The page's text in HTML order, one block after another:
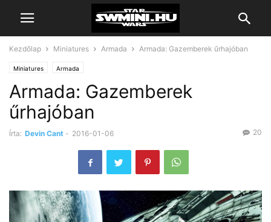
Kezdőlap Miniatures Armada Armada: Gazemberek űrhajóban
Miniatures Armada
Armada: Gazemberek
űrhajóban
Írta: Devin Cant - 2016-01-06 20